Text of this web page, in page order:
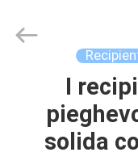
PRODOTTI
I
solida